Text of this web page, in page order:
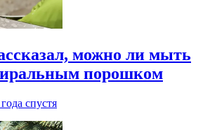
можно ли мыть
порошком
спустя